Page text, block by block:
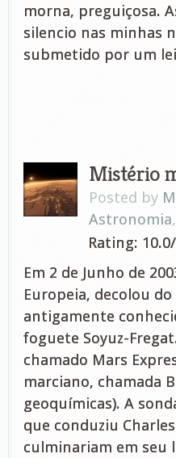
morna, preguiçosa.
silencio nas minhas
submetido por um
Mistério
Posted by
Astronomia,
Rating: 10.0/
Em 2 de Junho de
Europeia, decolou
antigamente
foguete Soyuz-
chamado Mars
marciano, chamada
geoquímicas). A
que conduziu
culminariam em seu